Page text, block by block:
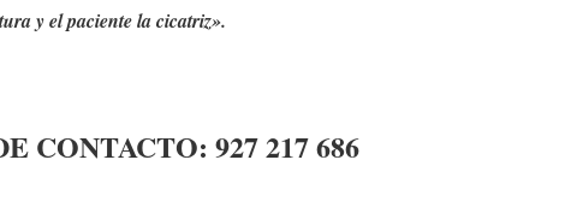
y el paciente la cicatriz».
CONTACTO: 927 217 686